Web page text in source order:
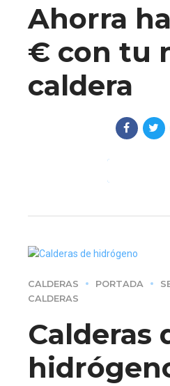
Ahorra
€ con tu
caldera
CALDERAS PORTADA
CALDERAS
Calderas